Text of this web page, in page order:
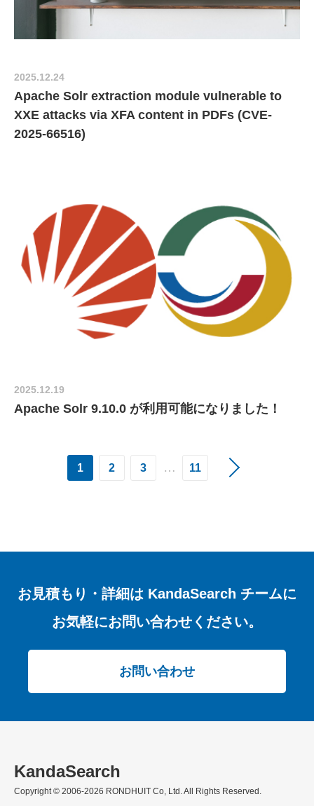
2025.12.24
Apache Solr extraction module vulnerable to
XXE attacks via XFA content in PDFs (CVE-
2025-66516)
2025.12.19
Apache Solr 9.10.0 が利用可能になりました！
1 2 3 … 11
お見積もり・詳細は KandaSearch チームに
お気軽にお問い合わせください。
お問い合わせ
KandaSearch
Copyright © 2006-2026 RONDHUIT Co, Ltd. All Rights Reserved.